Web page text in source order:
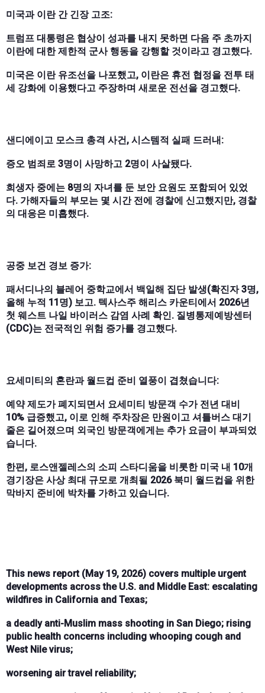
미국과 이란 간 긴장 고조:
트럼프 대통령은 협상이 성과를 내지 못하면 다음 주 초까지
이란에 대한 제한적 군사 행동을 강행할 것이라고 경고했다.
미국은 이란 유조선을 나포했고, 이란은 휴전 협정을 전투 태
세 강화에 이용했다고 주장하며 새로운 전선을 경고했다.
샌디에이고 모스크 총격 사건, 시스템적 실패 드러내:
증오 범죄로 3명이 사망하고 2명이 사살됐다.
희생자 중에는 8명의 자녀를 둔 보안 요원도 포함되어 있었
다. 가해자들의 부모는 몇 시간 전에 경찰에 신고했지만, 경찰
의 대응은 미흡했다.
공중 보건 경보 증가:
패서디나의 블레어 중학교에서 백일해 집단 발생(확진자 3명,
올해 누적 11명) 보고. 텍사스주 해리스 카운티에서 2026년
첫 웨스트 나일 바이러스 감염 사례 확인. 질병통제예방센터
(CDC)는 전국적인 위험 증가를 경고했다.
요세미티의 혼란과 월드컵 준비 열풍이 겹쳤습니다:
예약 제도가 폐지되면서 요세미티 방문객 수가 전년 대비
10% 급증했고, 이로 인해 주차장은 만원이고 셔틀버스 대기
줄은 길어졌으며 외국인 방문객에게는 추가 요금이 부과되었
습니다.
한편, 로스앤젤레스의 소피 스타디움을 비롯한 미국 내 10개
경기장은 사상 최대 규모로 개최될 2026 북미 월드컵을 위한
막바지 준비에 박차를 가하고 있습니다.
This news report (May 19, 2026) covers multiple urgent
developments across the U.S. and Middle East: escalating
wildfires in California and Texas;
a deadly anti-Muslim mass shooting in San Diego; rising
public health concerns including whooping cough and
West Nile virus;
worsening air travel reliability;